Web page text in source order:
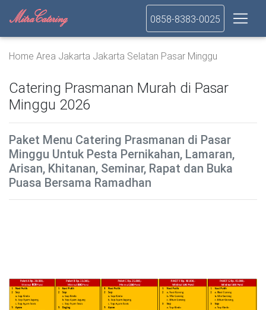
0858-8383-0025
Home Area Jakarta Jakarta Selatan Pasar Minggu
Catering Prasmanan Murah di Pasar
Minggu 2026
Paket Menu Catering Prasmanan di Pasar
Minggu Untuk Pesta Pernikahan, Lamaran,
Arisan, Khitanan, Seminar, Rapat dan Buka
Puasa Bersama Ramadhan